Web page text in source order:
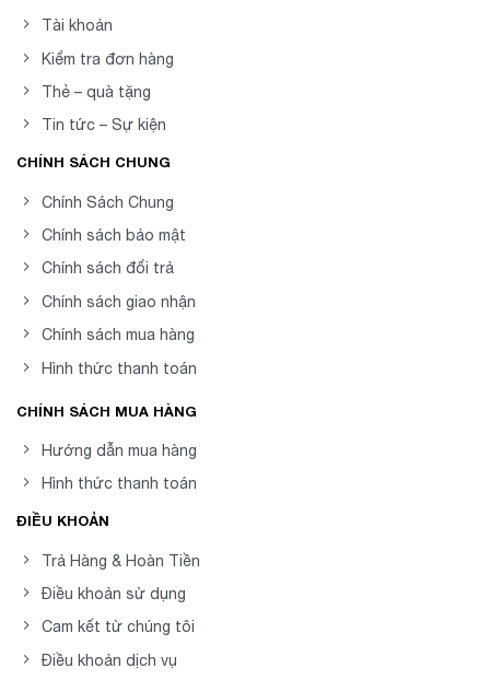
Tài khoản
Kiểm tra đơn hàng
Thẻ – quà tặng
Tin tức – Sự kiện
CHÍNH SÁCH CHUNG
Chính Sách Chung
Chính sách bảo mật
Chính sách đổi trả
Chính sách giao nhận
Chính sách mua hàng
Hình thức thanh toán
CHÍNH SÁCH MUA HÀNG
Hướng dẫn mua hàng
Hình thức thanh toán
ĐIỀU KHOẢN
Trả Hàng & Hoàn Tiền
Điều khoản sử dụng
Cam kết từ chúng tôi
Điều khoản dịch vụ